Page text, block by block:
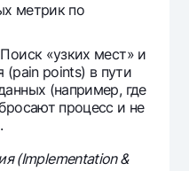
метрик по
«узких мест» и
(pain points) в пути
(например, где
процесс и не
(Implementation &